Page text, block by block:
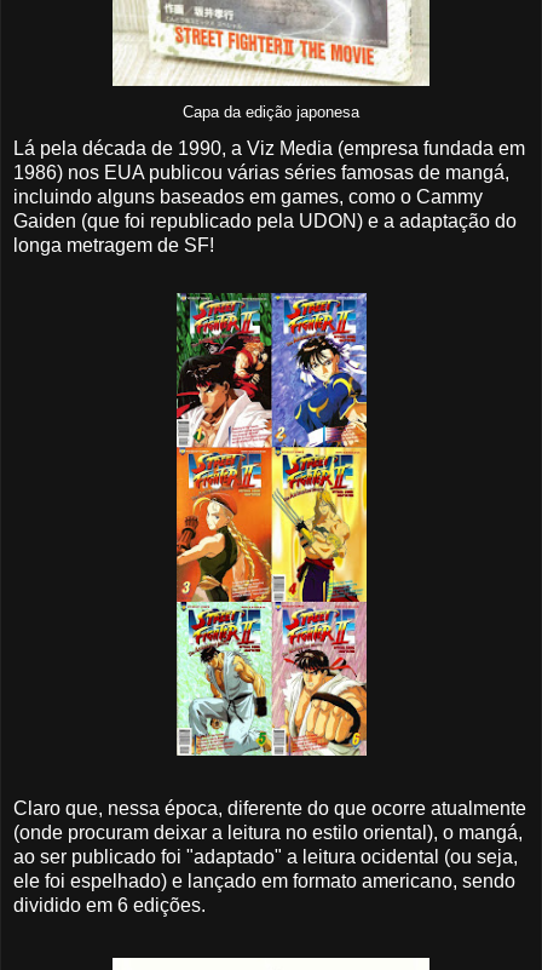
Capa da edição japonesa
Lá pela década de 1990, a Viz Media (empresa fundada em
1986) nos EUA publicou várias séries famosas de mangá,
incluindo alguns baseados em games, como o Cammy
Gaiden (que foi republicado pela UDON) e a adaptação do
longa metragem de SF!
Claro que, nessa época, diferente do que ocorre atualmente
(onde procuram deixar a leitura no estilo oriental), o mangá,
ao ser publicado foi "adaptado" a leitura ocidental (ou seja,
ele foi espelhado) e lançado em formato americano, sendo
dividido em 6 edições.